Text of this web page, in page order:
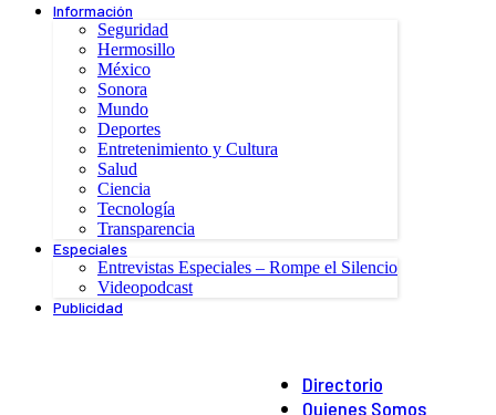
Información
Seguridad
Hermosillo
México
Sonora
Mundo
Deportes
Entretenimiento y Cultura
Salud
Ciencia
Tecnología
Transparencia
Especiales
Entrevistas Especiales – Rompe el Silencio
Videopodcast
Publicidad
Directorio
Quienes Somos